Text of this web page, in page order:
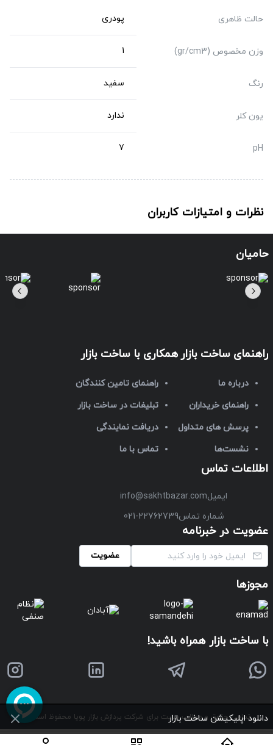
حالت ظاهری پودری
وزن مخصوص (gr/cm3) 1
رنگ سفید
یون کلر ندارد
pH
7
نظرات و امتیازات کاربران
دانلود اپلیکیشن ساخت بازار
حامیان
راهنمای ساخت بازار
درباره ما
راهنمای خریداران
پرسش های متداول
نشست‌ها
همکاری با ساخت بازار
راهنمای تامین کنندگان
تبلیغات در ساخت بازار
دریافت نمایندگی
تماس با ما
اطلاعات تماس
ایمیلinfo@sakhtbazar.com
شماره تماس021-22762739
عضویت در خبرنامه
عضویت
مجوزها
با ساخت بازار همراه باشید!
تمامی حقوق و مطالب سایت برای شرکت پردازش بازار پویا محفوظ است ©